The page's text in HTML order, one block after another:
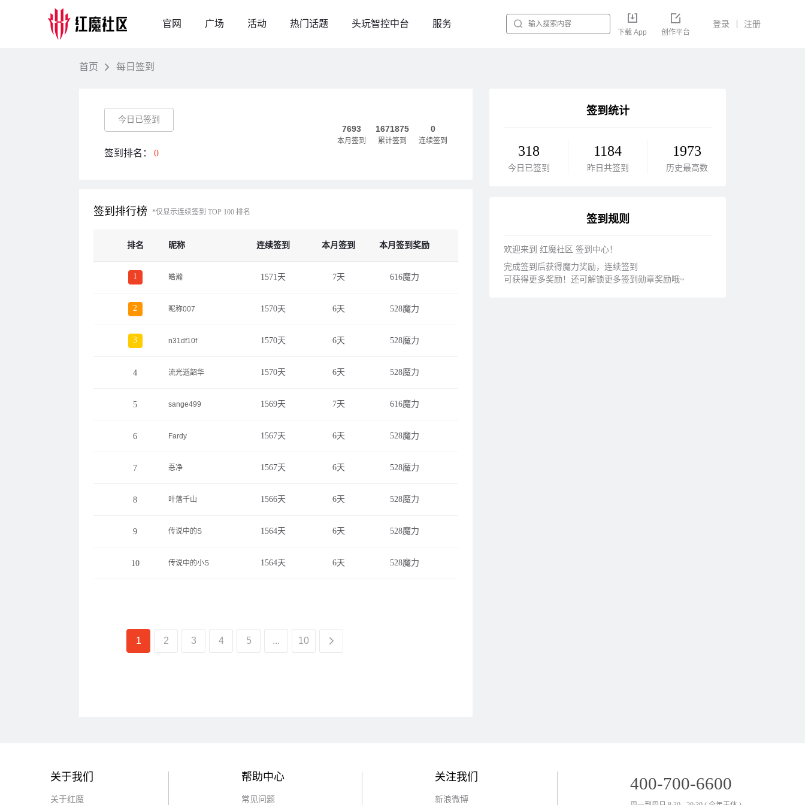
官网 广场 活动 热门话题 头玩智控中台 服务
下载 App 创作平台
登录 注册
首页 每日签到
今日已签到
签到排名： 0
7693
本月签到
1671875
累计签到
0
连续签到
签到排行榜 *仅显示连续签到 TOP 100 排名
排名 昵称 连续签到 本月签到 本月签到奖励
1 皓瀚 1571天 7天 616魔力
2 昵称007 1570天 6天 528魔力
3 n31df10f 1570天 6天 528魔力
4 流光逝韶华 1570天 6天 528魔力
5 sange499 1569天 7天 616魔力
6 Fardy 1567天 6天 528魔力
7 忢净 1567天 6天 528魔力
8 叶落千山 1566天 6天 528魔力
9 传说中的S 1564天 6天 528魔力
10 传说中的小S 1564天 6天 528魔力
1 2 3 4 5 ... 10
签到统计
318
今日已签到
1184
昨日共签到
1973
历史最高数
签到规则
欢迎来到 红魔社区 签到中心！
完成签到后获得魔力奖励，连续签到
可获得更多奖励！还可解锁更多签到勋章奖励哦~
关于我们
关于红魔
帮助中心
常见问题
关注我们
新浪微博
400-700-6600